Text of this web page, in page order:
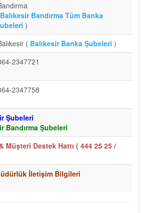
Balıkesir Bandırma Tüm Banka
)
( Balıkesir Banka Şubeleri )
2347721
2347758
Şubeleri
Bandırma Şubeleri
Müşteri Destek Hattı ( 444 25 25 /
İletişim Bilgileri